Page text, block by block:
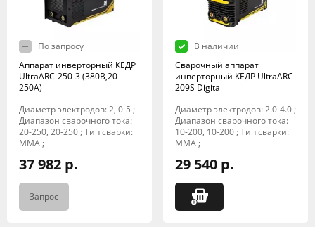
По запросу
Аппарат инверторный КЕДР
UltraARC-250-3 (380В,20-
250А)
Диаметр электродов: 2, 0-5 ;
Диапазон сварочного тока:
20-250, 20-250 ; Тип сварки:
MMA ;
37 982 р.
Запрос
В наличии
Сварочный аппарат
инверторный КЕДР UltraARC-
209S Digital
Диаметр электродов: 2.0-4.0 ;
Диапазон сварочного тока:
10-200, 10-200 ; Тип сварки:
MMA ;
29 540 р.